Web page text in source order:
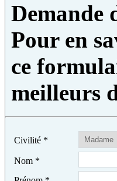
Pour en
ce
meilleurs
Civilité *
Nom *